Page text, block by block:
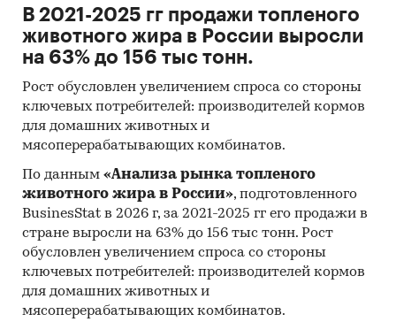
В 2021-2025 гг продажи топленого
животного жира в России выросли
на 63% до 156 тыс тонн.
Рост обусловлен увеличением спроса со стороны
ключевых потребителей: производителей кормов
для домашних животных и
мясоперерабатывающих комбинатов.
По данным «Анализа рынка топленого
животного жира в России», подготовленного
BusinesStat в 2026 г, за 2021-2025 гг его продажи в
стране выросли на 63% до 156 тыс тонн. Рост
обусловлен увеличением спроса со стороны
ключевых потребителей: производителей кормов
для домашних животных и
мясоперерабатывающих комбинатов.